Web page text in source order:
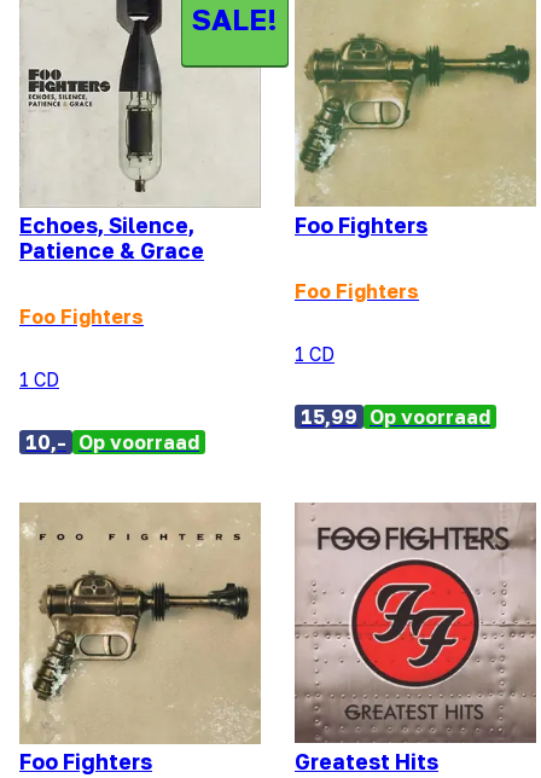
SALE!
Echoes, Silence,
Patience & Grace
Foo Fighters
1 CD
10,- Op voorraad
Foo Fighters
Foo Fighters
1 CD
15,99 Op voorraad
Foo Fighters Greatest Hits